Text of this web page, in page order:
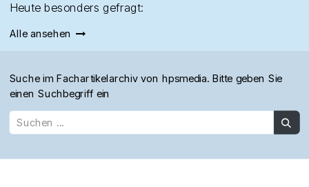
Heute besonders gefragt:
Alle ansehen
Suche im Fachartikelarchiv von hpsmedia. Bitte geben Sie
einen Suchbegriff ein